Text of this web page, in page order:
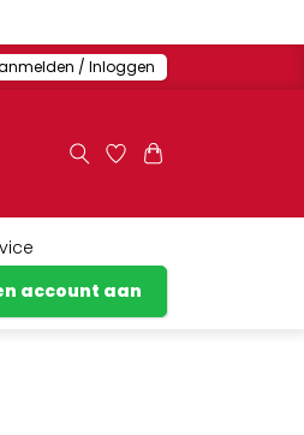
/ Inloggen
account aan